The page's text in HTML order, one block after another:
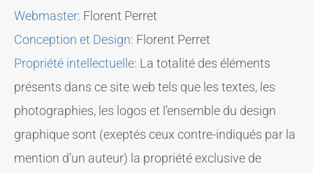
Webmaster: Florent Perret
Conception et Design: Florent Perret
Propriété intellectuelle: La totalité des éléments
présents dans ce site web tels que les textes, les
photographies, les logos et l’ensemble du design
graphique sont (exeptés ceux contre-indiqués par la
mention d’un auteur) la propriété exclusive de